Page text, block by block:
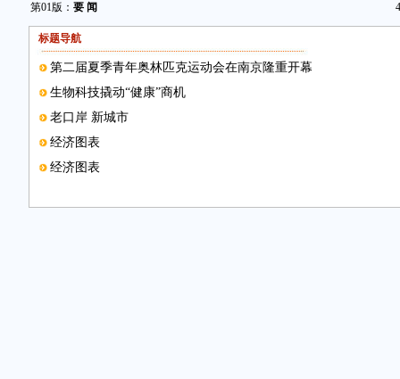
第01版： 要 闻 4
标题导航
第二届夏季青年奥林匹克运动会在南京隆重开幕
生物科技撬动“健康”商机
老口岸 新城市
经济图表
经济图表